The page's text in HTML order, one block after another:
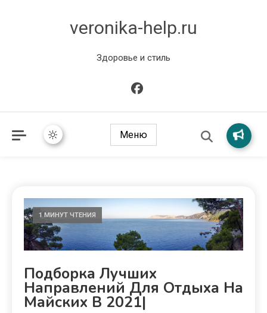
veronika-help.ru
Здоровье и стиль
Меню
1 МИНУТ ЧТЕНИЯ
Подборка Лучших
Направлений Для Отдыха На
Майских В 2021|